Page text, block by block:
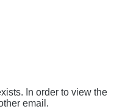
In order to view the
email.